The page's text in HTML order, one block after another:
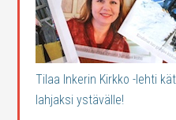
Tilaa Inkerin Kirkko -lehti
lahjaksi ystävälle!